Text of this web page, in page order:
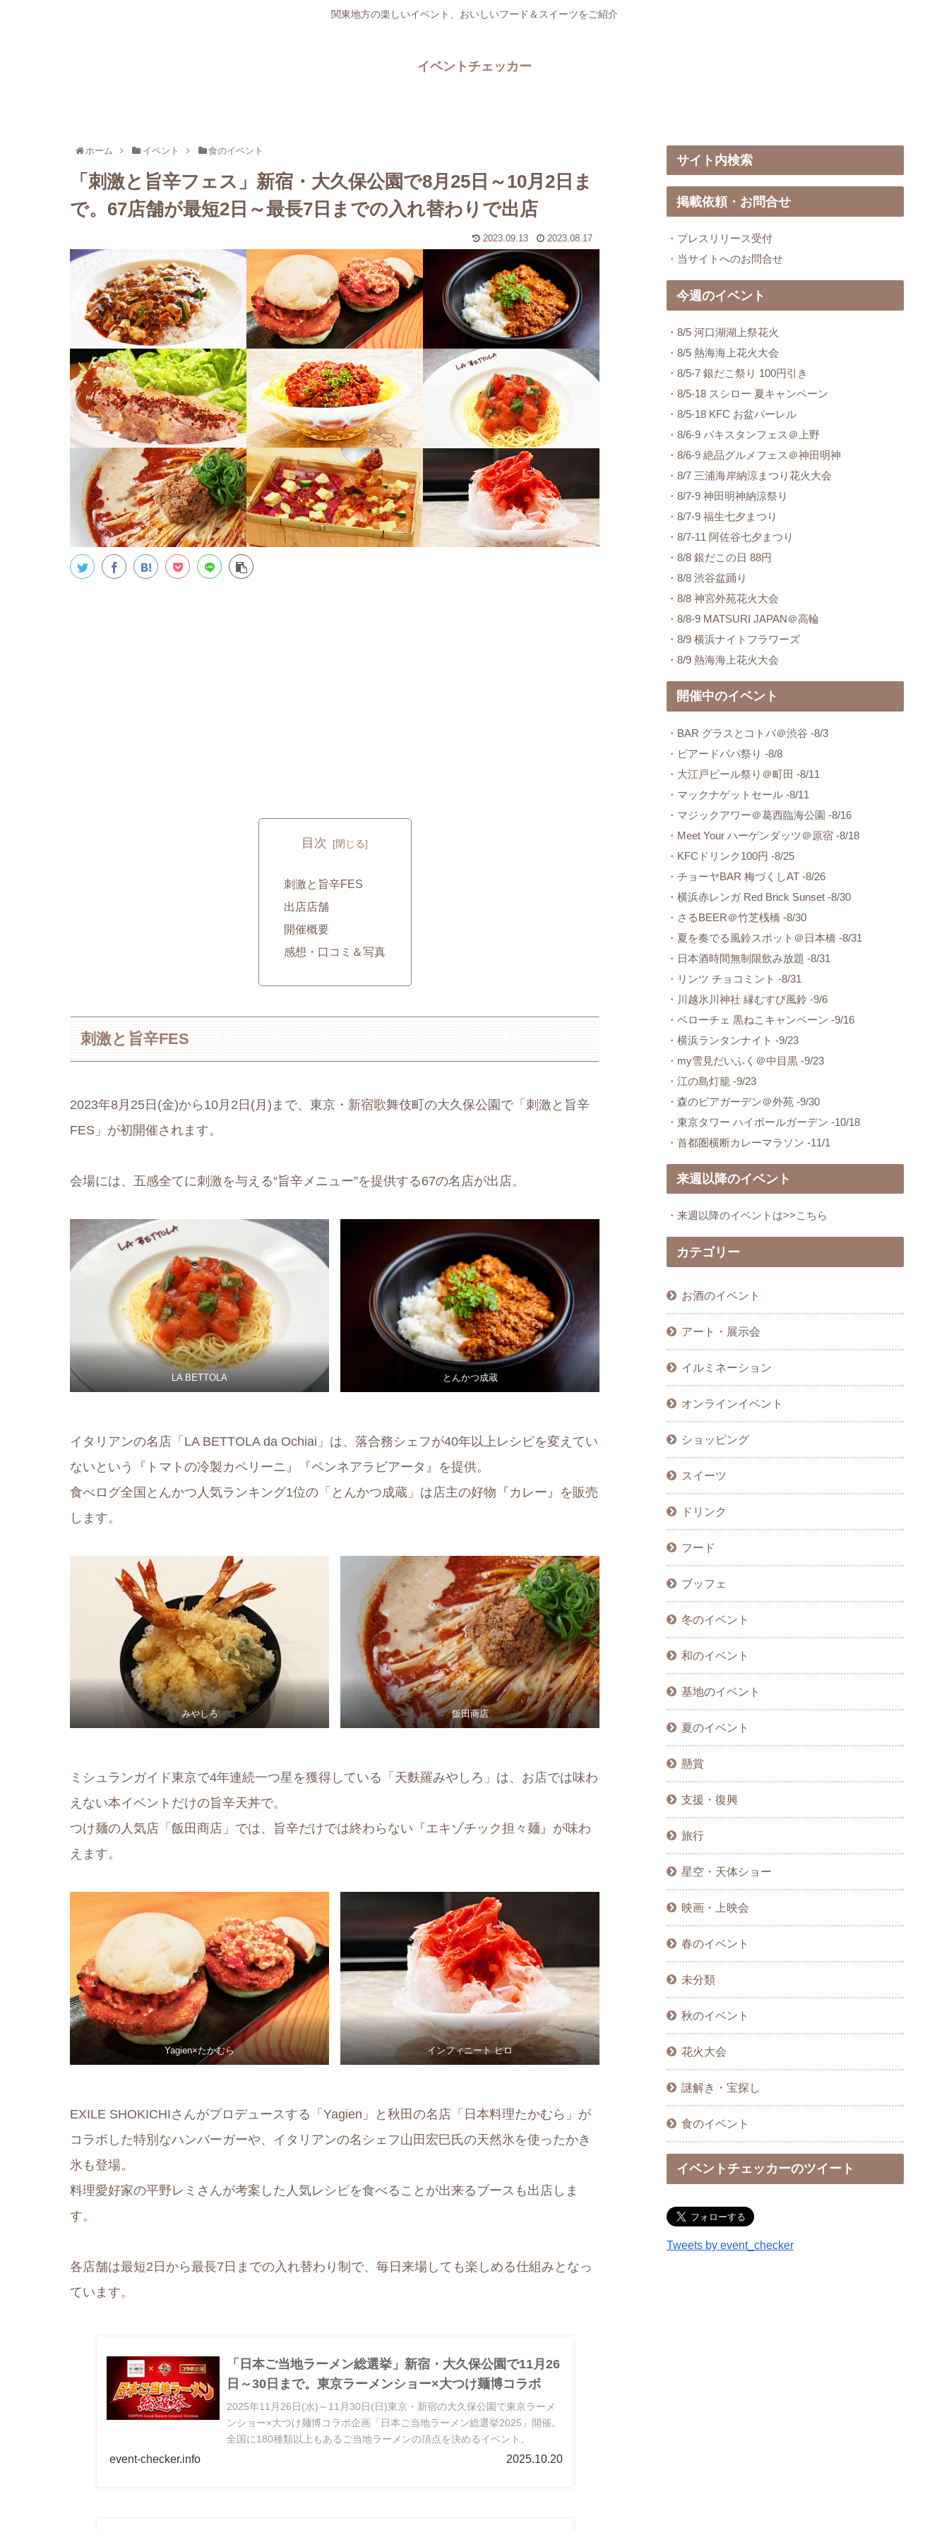
関東地方の楽しいイベント、おいしいフード＆スイーツをご紹介
イベントチェッカー
ホーム イベント 食のイベント
「刺激と旨辛フェス」新宿・大久保公園で8月25日～10月2日ま
で。67店舗が最短2日～最長7日までの入れ替わりで出店
2023.09.13 2023.08.17
目次
刺激と旨辛FES
出店店舗
開催概要
感想・口コミ＆写真
刺激と旨辛FES
2023年8月25日(金)から10月2日(月)まで、東京・新宿歌舞伎町の大久保公園で「刺激と旨辛
FES」が初開催されます。
会場には、五感全てに刺激を与える“旨辛メニュー”を提供する67の名店が出店。
LA BETTOLA とんかつ成蔵
イタリアンの名店「LA BETTOLA da Ochiai」は、落合務シェフが40年以上レシピを変えてい
ないという『トマトの冷製カペリーニ』『ペンネアラビアータ』を提供。
食べログ全国とんかつ人気ランキング1位の「とんかつ成蔵」は店主の好物『カレー』を販売
します。
みやしろ 飯田商店
ミシュランガイド東京で4年連続一つ星を獲得している「天麩羅みやしろ」は、お店では味わ
えない本イベントだけの旨辛天丼で。
つけ麺の人気店「飯田商店」では、旨辛だけでは終わらない『エキゾチック担々麺』が味わ
えます。
Yagien×たかむら インフィニート ヒロ
EXILE SHOKICHIさんがプロデュースする「Yagien」と秋田の名店「日本料理たかむら」が
コラボした特別なハンバーガーや、イタリアンの名シェフ山田宏巳氏の天然氷を使ったかき
氷も登場。
料理愛好家の平野レミさんが考案した人気レシピを食べることが出来るブースも出店しま
す。
各店舗は最短2日から最長7日までの入れ替わり制で、毎日来場しても楽しめる仕組みとなっ
ています。
「日本ご当地ラーメン総選挙」新宿・大久保公園で11月26
日～30日まで。東京ラーメンショー×大つけ麺博コラボ
2025年11月26日(水)～11月30日(日)東京・新宿の大久保公園で東京ラーメ
ンショー×大つけ麺博コラボ企画「日本ご当地ラーメン総選挙2025」開催。
全国に180種類以上もあるご当地ラーメンの頂点を決めるイベント。
event-checker.info 2025.10.20
サイト内検索
掲載依頼・お問合せ
・プレスリリース受付
・当サイトへのお問合せ
今週のイベント
・8/5 河口湖湖上祭花火
・8/5 熱海海上花火大会
・8/5-7 銀だこ祭り 100円引き
・8/5-18 スシロー 夏キャンペーン
・8/5-18 KFC お盆バーレル
・8/6-9 パキスタンフェス＠上野
・8/6-9 絶品グルメフェス＠神田明神
・8/7 三浦海岸納涼まつり花火大会
・8/7-9 神田明神納涼祭り
・8/7-9 福生七夕まつり
・8/7-11 阿佐谷七夕まつり
・8/8 銀だこの日 88円
・8/8 渋谷盆踊り
・8/8 神宮外苑花火大会
・8/8-9 MATSURI JAPAN＠高輪
・8/9 横浜ナイトフラワーズ
・8/9 熱海海上花火大会
開催中のイベント
・BAR グラスとコトバ＠渋谷 -8/3
・ビアードパパ祭り -8/8
・大江戸ビール祭り＠町田 -8/11
・マックナゲットセール -8/11
・マジックアワー＠葛西臨海公園 -8/16
・Meet Your ハーゲンダッツ＠原宿 -8/18
・KFCドリンク100円 -8/25
・チョーヤBAR 梅づくしAT -8/26
・横浜赤レンガ Red Brick Sunset -8/30
・さるBEER＠竹芝桟橋 -8/30
・夏を奏でる風鈴スポット＠日本橋 -8/31
・日本酒時間無制限飲み放題 -8/31
・リンツ チョコミント -8/31
・川越氷川神社 縁むすび風鈴 -9/6
・ベローチェ 黒ねこキャンペーン -9/16
・横浜ランタンナイト -9/23
・my雪見だいふく＠中目黒 -9/23
・江の島灯籠 -9/23
・森のビアガーデン＠外苑 -9/30
・東京タワー ハイボールガーデン -10/18
・首都圏横断カレーマラソン -11/1
来週以降のイベント
・来週以降のイベントは>>こちら
カテゴリー
お酒のイベント
アート・展示会
イルミネーション
オンラインイベント
ショッピング
スイーツ
ドリンク
フード
ブッフェ
冬のイベント
和のイベント
基地のイベント
夏のイベント
懸賞
支援・復興
旅行
星空・天体ショー
映画・上映会
春のイベント
未分類
秋のイベント
花火大会
謎解き・宝探し
食のイベント
イベントチェッカーのツイート
Tweets by event_checker